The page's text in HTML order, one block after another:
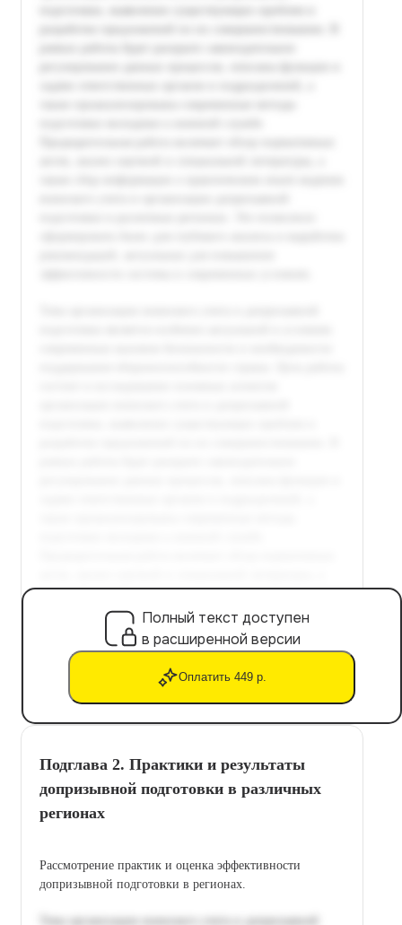
Полный текст доступен
в расширенной версии
Оплатить 449 р.
Подглава 2. Практики и результаты
допризывной подготовки в различных
регионах
Рассмотрение практик и оценка эффективности
допризывной подготовки в регионах.